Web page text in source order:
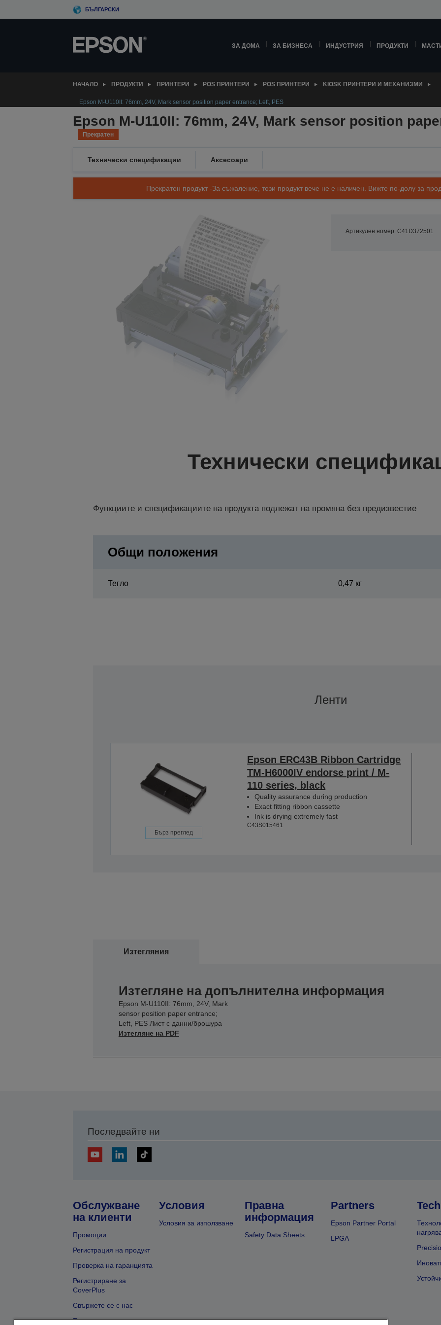
to
БЪЛГАРСКИ
ЗА ДОМА ЗА БИЗНЕСА ИНДУСТРИЯ ПРОДУКТИ
НАЧАЛО ПРОДУКТИ ПРИНТЕРИ POS ПРИНТЕРИ POS ПРИНТЕРИ KIOSK ПРИНТЕРИ И МЕХАНИЗМИ
Epson M-U110II: 76mm, 24V, Mark sensor position paper entrance; Left, PES
Epson M-U110II: 76mm, 24V, Mark sensor position
Прекратен
Технически спецификации Аксесоари
Прекратен продукт -За съжаление, този продукт вече не е наличен. Вижте по-долу за
Артикулен номер: C41D372501
Технически
Функциите и спецификациите на продукта подлежат на промяна без предизвестие
Общи положения
Тегло 0,47 кг
Ленти
Бърз преглед
Epson ERC43B Ribbon Cartridge
TM-H6000IV endorse print / M-
110 series, black
Quality assurance during production
Exact fitting ribbon cassette
Ink is drying extremely fast
C43S015461
Изтегляния
Изтегляне на допълнителна информация
Epson M-U110II: 76mm, 24V, Mark
sensor position paper entrance;
Left, PES Лист с данни/брошура
Изтегляне на PDF
Последвайте ни
Обслужване
на клиенти
Промоции
Регистрация на продукт
Проверка на гаранцията
Регистриране за
CoverPlus
Свържете се с нас
Търсене на търговец
Условия
Условия за използване
Правна
информация
Safety Data Sheets
Partners
Epson Partner Portal
LPGA